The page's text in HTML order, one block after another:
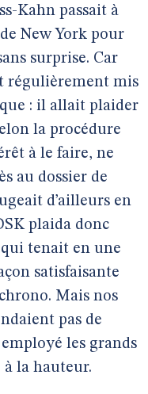
Kahn passait à
New York pour
surprise. Car
régulièrement mis
: il allait plaider
la procédure
à le faire, ne
au dossier de
d’ailleurs en
plaida donc
tenait en une
satisfaisante
Mais nos
pas de
les grands
à la hauteur.